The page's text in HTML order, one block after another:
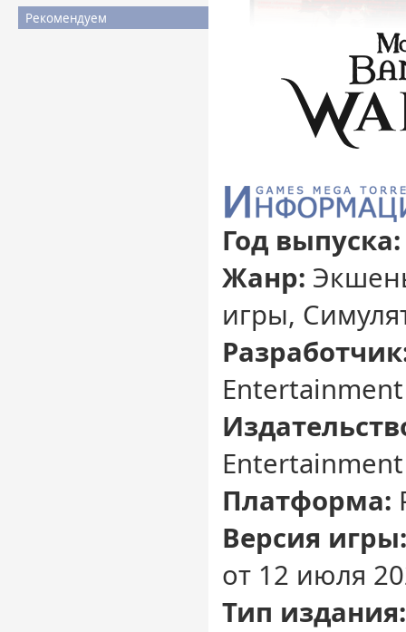
Рекомендуем
Год выпуска:
Жанр:
игры,
Entertainment
Entertainment
Платформа:
Версия игры:
от 12 июля
Тип издания: